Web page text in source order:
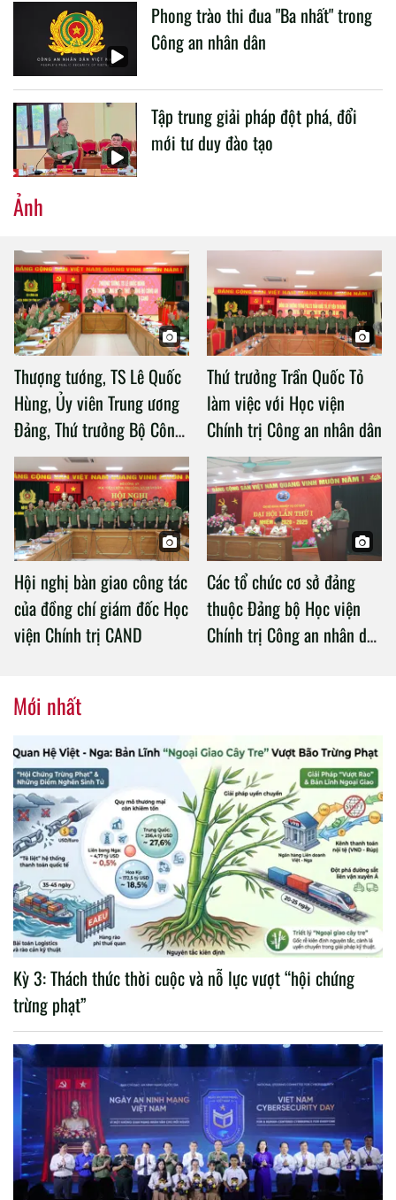
Phong trào thi đua "Ba nhất" trong
Công an nhân dân
Tập trung giải pháp đột phá, đổi
mới tư duy đào tạo
Ảnh
Thượng tướng, TS Lê Quốc
Hùng, Ủy viên Trung ương
Đảng, Thứ trưởng Bộ Công
an làm việc với Học viện
Chính trị Công an nhân dân
Thứ trưởng Trần Quốc Tỏ
làm việc với Học viện
Chính trị Công an nhân dân
Hội nghị bàn giao công tác
của đồng chí giám đốc Học
viện Chính trị CAND
Các tổ chức cơ sở đảng
thuộc Đảng bộ Học viện
Chính trị Công an nhân dân
Mới nhất
Kỳ 3: Thách thức thời cuộc và nỗ lực vượt “hội chứng
trừng phạt”